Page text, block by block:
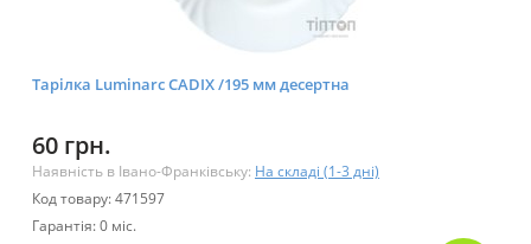
Тарілка Luminarc CADIX /195 мм десертна
60 грн.
Наявність в Івано-Франківську: На складі (1-3 дні)
Код товару: 471597
Гарантія: 0 міс.